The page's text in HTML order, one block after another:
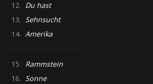
12. Du hast
13. Sehnsucht
14. Amerika
15. Rammstein
16. Sonne